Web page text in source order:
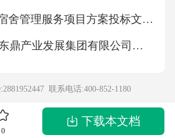
学院学生宿舍管理服务项目方案投标文件（技术方案）
2026青岛东鼎产业发展集团有限公司招聘笔试备考题库及答案解析
联系电话:400-852-1180
0
下载本文档